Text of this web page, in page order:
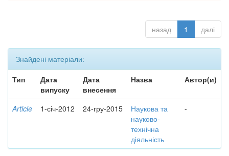
назад 1 далі
Знайдені матеріали:
Тип
Дата
випуску
Дата
внесення
Назва Автор(и)
Article 1-січ-2012 24-гру-2015
Наукова та
науково-
технічна
діяльність
-